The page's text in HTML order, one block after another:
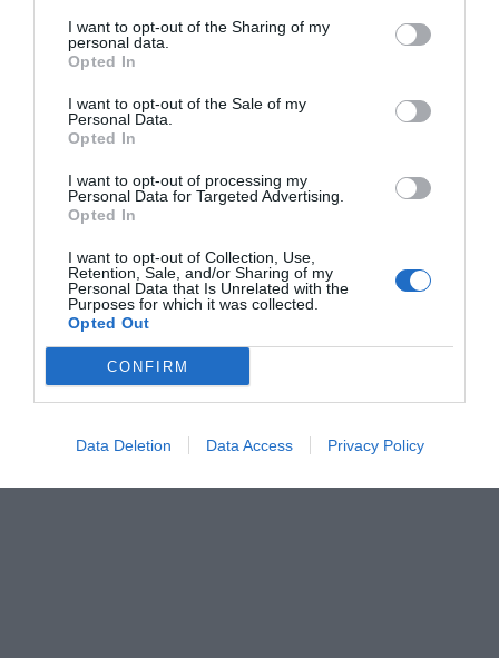
I want to opt-out of the Sharing of my
personal data.
Opted In
I want to opt-out of the Sale of my
Personal Data.
Opted In
I want to opt-out of processing my
Personal Data for Targeted Advertising.
Opted In
I want to opt-out of Collection, Use,
Retention, Sale, and/or Sharing of my
Personal Data that Is Unrelated with the
Purposes for which it was collected.
Opted Out
CONFIRM
Data Deletion Data Access Privacy Policy
musical".